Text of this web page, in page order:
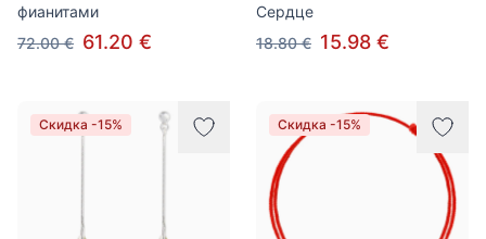
фианитами
72.00 € 61.20 €
Cердце
18.80 € 15.98 €
Скидка -15% Скидка -15%